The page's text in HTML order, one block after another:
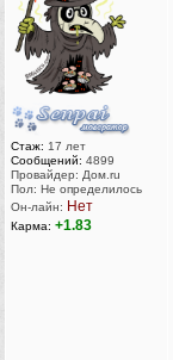
Стаж: 17 лет
Сообщений: 4899
Провайдер: Дом.ru
Пол: Не определилось
Он-лайн: Нет
Карма: +1.83